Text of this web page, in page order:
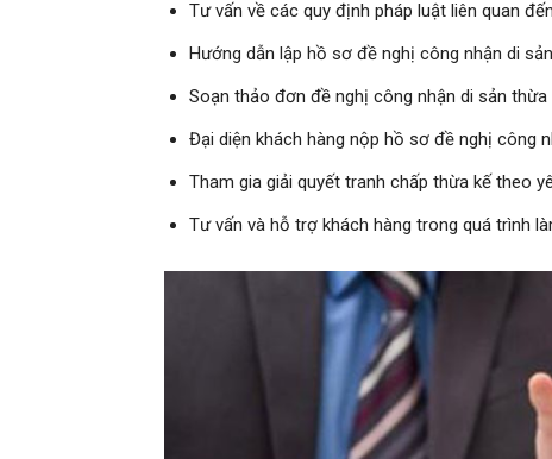
Tư vấn về các quy định pháp luật liên quan
Hướng dẫn lập hồ sơ đề nghị công nhận di
Soạn thảo đơn đề nghị công nhận di sản thừa
Đại diện khách hàng nộp hồ sơ đề nghị công
Tham gia giải quyết tranh chấp thừa kế theo
Tư vấn và hỗ trợ khách hàng trong quá trình